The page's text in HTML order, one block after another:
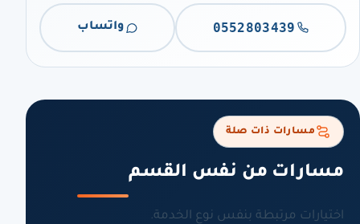
0552803439 واتساب
مسارات ذات صلة
مسارات من نفس القسم
اختيارات مرتبطة بنفس نوع الخدمة.